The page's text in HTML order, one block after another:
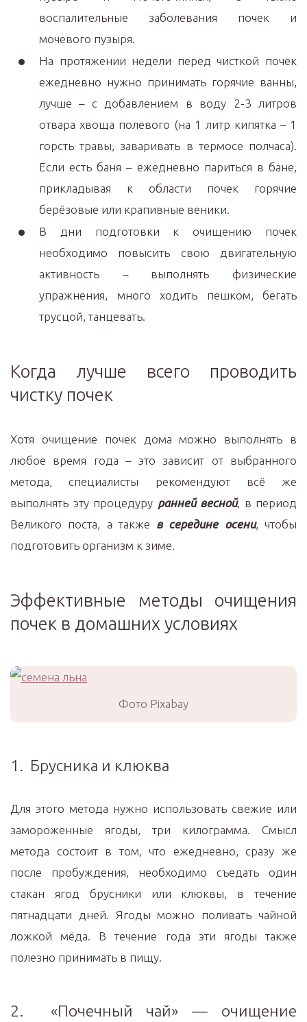
воспалительные заболевания почек и
мочевого пузыря.
На протяжении недели перед чисткой почек
ежедневно нужно принимать горячие ванны,
лучше – с добавлением в воду 2-3 литров
отвара хвоща полевого (на 1 литр кипятка – 1
горсть травы, заваривать в термосе полчаса).
Если есть баня – ежедневно париться в бане,
прикладывая к области почек горячие
берёзовые или крапивные веники.
В дни подготовки к очищению почек
необходимо повысить свою двигательную
активность – выполнять физические
упражнения, много ходить пешком, бегать
трусцой, танцевать.
Когда лучше всего проводить
чистку почек
Хотя очищение почек дома можно выполнять в
любое время года – это зависит от выбранного
метода, специалисты рекомендуют всё же
выполнять эту процедуру ранней весной, в период
Великого поста, а также в середине осени, чтобы
подготовить организм к зиме.
Эффективные методы очищения
почек в домашних условиях
Фото Pixabay
1. Брусника и клюква
Для этого метода нужно использовать свежие или
замороженные ягоды, три килограмма. Смысл
метода состоит в том, что ежедневно, сразу же
после пробуждения, необходимо съедать один
стакан ягод брусники или клюквы, в течение
пятнадцати дней. Ягоды можно поливать чайной
ложкой мёда. В течение года эти ягоды также
полезно принимать в пищу.
2. «Почечный чай» — очищение